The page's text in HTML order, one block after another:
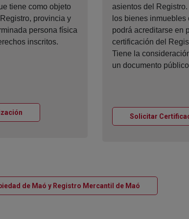
tiene como objeto
provincia y
persona física
inscritos.
Ventana nueva
asientos del
los bienes
podrá acreditarse en
certificación del
Tiene la
un documento
Solicitar
de Maó y Registro Mercantil de Maó